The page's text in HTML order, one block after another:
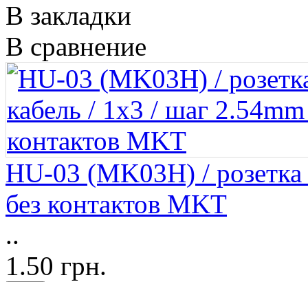
В закладки
В сравнение
HU-03 (MK03H) /
без контактов MKT
..
1.50 грн.